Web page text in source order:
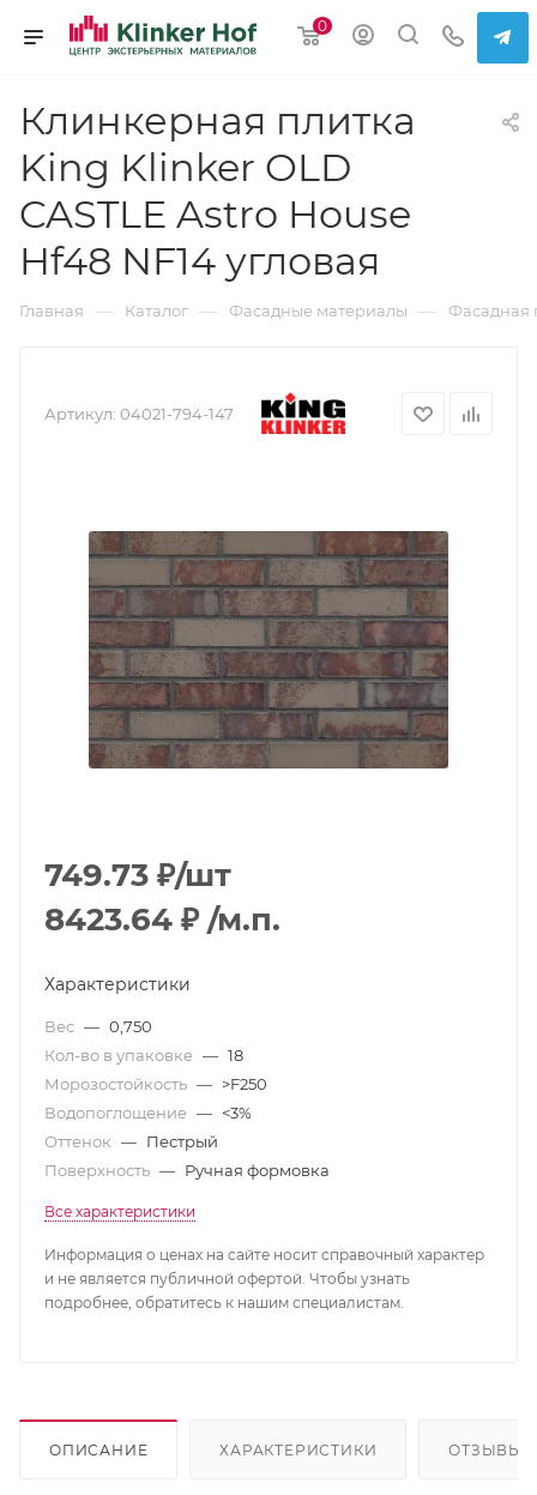
0
Клинкерная плитка
King Klinker OLD
CASTLE Astro House
Hf48 NF14 угловая
Главная — Каталог — Фасадные материалы — Фасадная
Артикул: 04021-794-147
749.73 ₽/шт
8423.64 ₽ /м.п.
Характеристики
Вес — 0,750
Кол-во в упаковке — 18
Морозостойкость — >F250
Водопоглощение — <3%
Оттенок — Пестрый
Поверхность — Ручная формовка
Все характеристики
Информация о ценах на сайте носит справочный характер
и не является публичной офертой. Чтобы узнать
подробнее, обратитесь к нашим специалистам.
ОПИСАНИЕ ХАРАКТЕРИСТИКИ ОТЗЫВЫ